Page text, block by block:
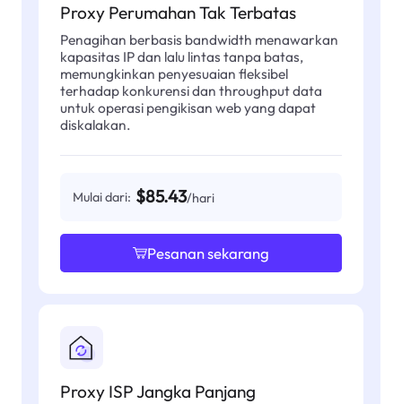
Proxy Perumahan Tak Terbatas
Penagihan berbasis bandwidth menawarkan
kapasitas IP dan lalu lintas tanpa batas,
memungkinkan penyesuaian fleksibel
terhadap konkurensi dan throughput data
untuk operasi pengikisan web yang dapat
diskalakan.
Mulai dari: $85.43/hari
Pesanan sekarang
Proxy ISP Jangka Panjang